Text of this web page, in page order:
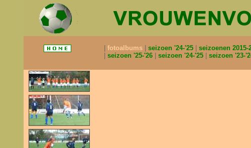
fotoalbums seizoen '24-'25 seizoenen 2015-
seizoen '25-'26
seizoen '24-'25 seizoen '23-